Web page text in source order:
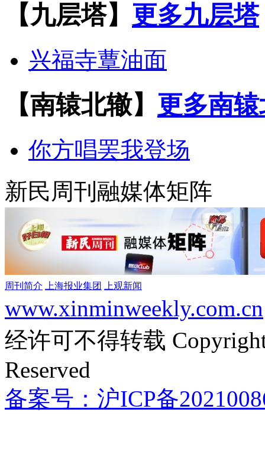
【九层塔】 更多九层塔
兴福寺蕈油面
【南辕北辙】 更多南
你方唱罢我登场
新民周刊融媒体矩阵
周刊简介 上海报业集团 上观新闻
www.xinminweekly.com.cn
经许可不得转载
Reserved
备案号：沪ICP备